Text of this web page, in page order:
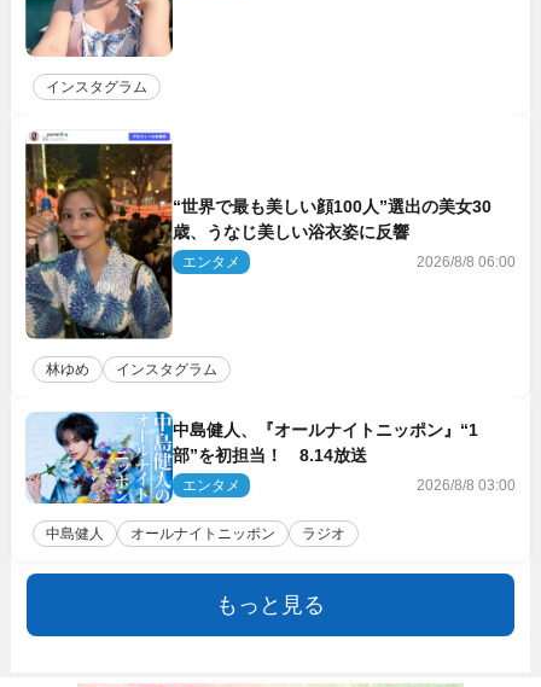
インスタグラム
“世界で最も美しい顔100人”選出の美女30
歳、うなじ美しい浴衣姿に反響
エンタメ 2026/8/8 06:00
林ゆめ インスタグラム
中島健人、『オールナイトニッポン』“1
部”を初担当！ 8.14放送
エンタメ 2026/8/8 03:00
中島健人 オールナイトニッポン ラジオ
もっと見る